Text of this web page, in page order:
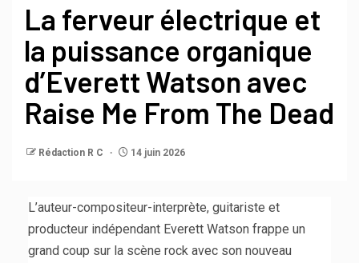
La ferveur électrique et
la puissance organique
d’Everett Watson avec
Raise Me From The Dead
Rédaction R C 14 juin 2026
L’auteur-compositeur-interprète, guitariste et
producteur indépendant Everett Watson frappe un
grand coup sur la scène rock avec son nouveau